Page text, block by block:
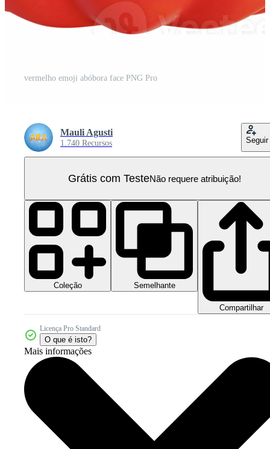
vermelho emoji abóbora face PNG Pro
Mauli Agusti
1.740 Recursos Seguir
Grátis com TesteNão requere atribuição!
Coleção Semelhante
Compartilhar
Licença Pro Standard
O que é isto?
Mais informações